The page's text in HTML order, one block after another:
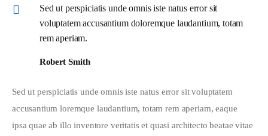
Sed ut perspiciatis unde omnis iste natus error sit
voluptatem accusantium doloremque laudantium, totam
rem aperiam.
Robert Smith
Sed ut perspiciatis unde omnis iste natus error sit voluptatem
accusantium loremque laudantium, totam rem aperiam, eaque
ipsa quae ab illo inventore veritatis et quasi architecto beatae vitae